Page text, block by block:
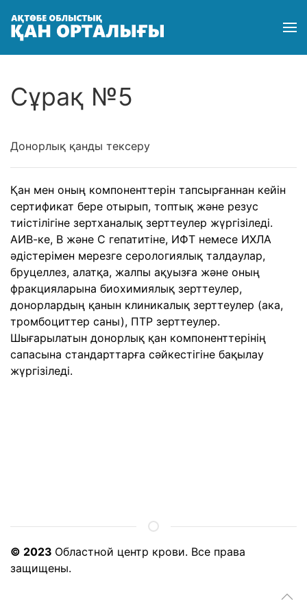
Сұрақ №5
Донорлық қанды тексеру
Қан мен оның компоненттерін тапсырғаннан кейін
сертификат бере отырып, топтық және резус
тиістілігіне зертханалық зерттеулер жүргізіледі.
АИВ-ке, В және С гепатитіне, ИФТ немесе ИХЛА
әдістерімен мерезге серологиялық талдаулар,
бруцеллез, алатқа, жалпы ақуызға және оның
фракцияларына биохимиялық зерттеулер,
донорлардың қанын клиникалық зерттеулер (ака,
тромбоциттер саны), ПТР зерттеулер.
Шығарылатын донорлық қан компоненттерінің
сапасына стандарттарға сәйкестігіне бақылау
жүргізіледі.
© 2023 Областной центр крови. Все права
защищены.